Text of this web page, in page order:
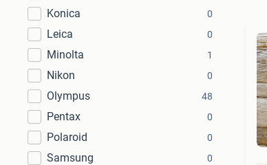
Konica 0
Leica 0
Minolta 1
Nikon 0
Olympus 48
Pentax 0
Polaroid 0
Samsung 0